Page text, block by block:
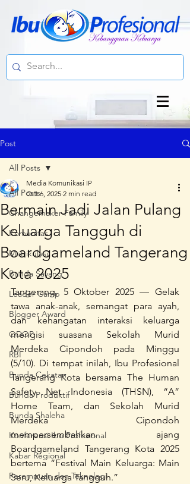
Post
All Posts
Changemaker Family
Komunitas
Matrikulasi
Bunda Sayang
Leader Camp
Blogger Award
ODOP
RBI
Bunda Cekatan
Bunda Produktif
Bunda Shaleha
Konferensi Ibu Profesional
Kabar Regional
Perempuan dan Teknologi
All Posts
Bermain Jadi Jalan Pulang
Keluarga Tangguh di
Boardgameland Tangerang
Kota 2025
Media Komunikasi IP
Oct 6, 2025 2 min read
Tangerang, 5 Oktober 2025 — Gelak
tawa anak-anak, semangat para ayah,
dan kehangatan interaksi keluarga
mengisi suasana Sekolah Murid
Merdeka Cipondoh pada Minggu
(5/10). Di tempat inilah, Ibu Profesional
Tangerang Kota bersama The Human
Safety Net Indonesia (THSN), “A”
Home Team, dan Sekolah Murid
Merdeka Cipondoh
mempersembahkan ajang
Boardgameland Tangerang Kota 2025
bertema “Festival Main Keluarga: Main
Seru, Keluarga Tangguh.”